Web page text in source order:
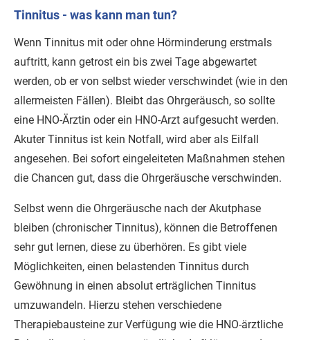
Tinnitus - was kann man tun?
Wenn Tinnitus mit oder ohne Hörminderung erstmals
auftritt, kann getrost ein bis zwei Tage abgewartet
werden, ob er von selbst wieder verschwindet (wie in den
allermeisten Fällen). Bleibt das Ohrgeräusch, so sollte
eine HNO-Ärztin oder ein HNO-Arzt aufgesucht werden.
Akuter Tinnitus ist kein Notfall, wird aber als Eilfall
angesehen. Bei sofort eingeleiteten Maßnahmen stehen
die Chancen gut, dass die Ohrgeräusche verschwinden.
Selbst wenn die Ohrgeräusche nach der Akutphase
bleiben (chronischer Tinnitus), können die Betroffenen
sehr gut lernen, diese zu überhören. Es gibt viele
Möglichkeiten, einen belastenden Tinnitus durch
Gewöhnung in einen absolut erträglichen Tinnitus
umzuwandeln. Hierzu stehen verschiedene
Therapiebausteine zur Verfügung wie die HNO-ärztliche